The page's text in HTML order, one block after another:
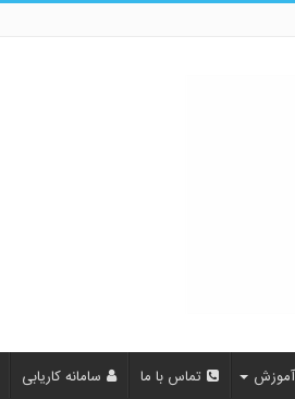
آموزش تماس با ما سامانه کاریابی